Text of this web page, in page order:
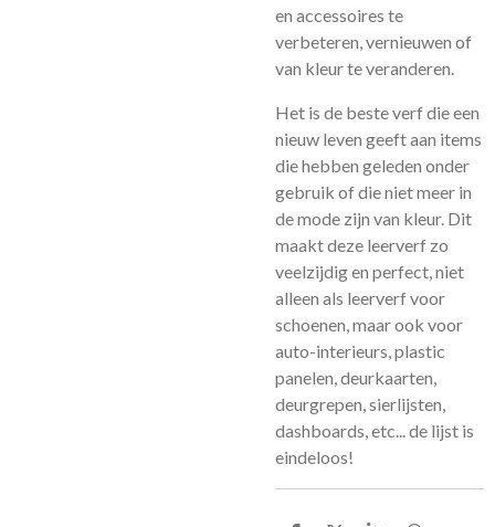
en accessoires te
verbeteren, vernieuwen of
van kleur te veranderen.
Het is de beste verf die een
nieuw leven geeft aan items
die hebben geleden onder
gebruik of die niet meer in
de mode zijn van kleur. Dit
maakt deze leerverf zo
veelzijdig en perfect, niet
alleen als leerverf voor
schoenen, maar ook voor
auto-interieurs, plastic
panelen, deurkaarten,
deurgrepen, sierlijsten,
dashboards, etc... de lijst is
eindeloos!